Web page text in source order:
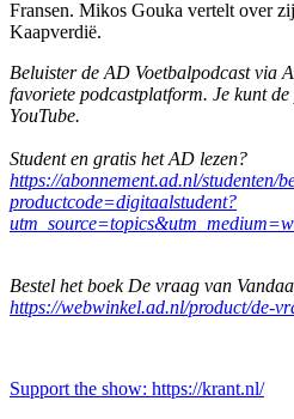
Fransen. Mikos Gouka vertelt over
Kaapverdië.
Beluister de AD Voetbalpodcast via
favoriete podcastplatform. Je kunt
YouTube.
Student en gratis het AD lezen?
https://abonnement.ad.nl/studenten/
productcode=digitaalstudent?
Bestel het boek De vraag van
https://webwinkel.ad.nl/product/de-
Support the show: https://krant.nl/